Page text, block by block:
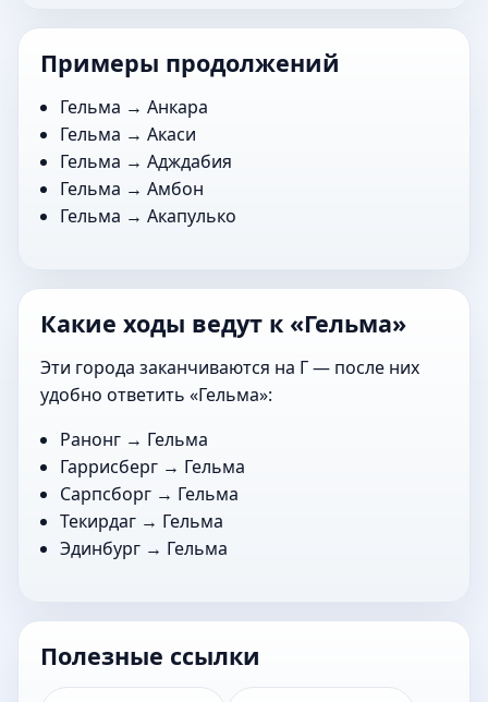
Примеры продолжений
Гельма →Анкара
Гельма →Акаси
Гельма →Адждабия
Гельма →Амбон
Гельма →Акапулько
Какие ходы ведут к «Гельма»
Эти города заканчиваются на Г — после них
удобно ответить «Гельма»:
Ранонг → Гельма
Гаррисберг → Гельма
Сарпсборг → Гельма
Текирдаг → Гельма
Эдинбург → Гельма
Полезные ссылки